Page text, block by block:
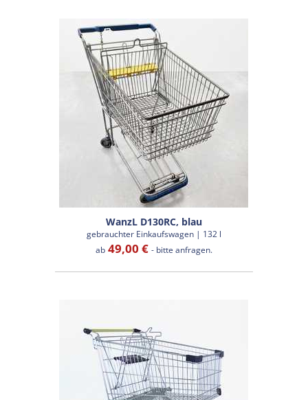
WanzL D130RC, blau
gebrauchter Einkaufswagen | 132 l
ab49,00 € - bitte anfragen.